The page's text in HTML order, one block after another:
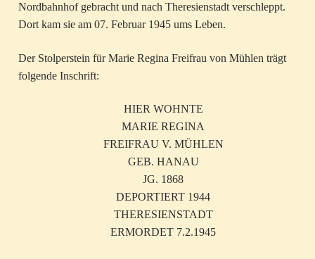
Nordbahnhof gebracht und nach Theresienstadt verschleppt.
Dort kam sie am 07. Februar 1945 ums Leben.
Der Stolperstein für Marie Regina Freifrau von Mühlen trägt
folgende Inschrift:
HIER WOHNTE
MARIE REGINA
FREIFRAU V. MÜHLEN
GEB. HANAU
JG. 1868
DEPORTIERT 1944
THERESIENSTADT
ERMORDET 7.2.1945